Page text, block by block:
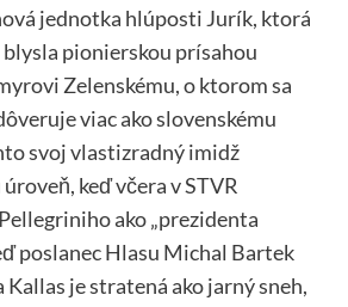
jednotka hlúposti Jurík, ktorá
pionierskou prísahou
Zelenskému, o ktorom sa
viac ako slovenskému
svoj vlastizradný imidž
keď včera v STVR
ako „prezidenta
poslanec Hlasu Michal Bartek
Kallas je stratená ako jarný sneh,